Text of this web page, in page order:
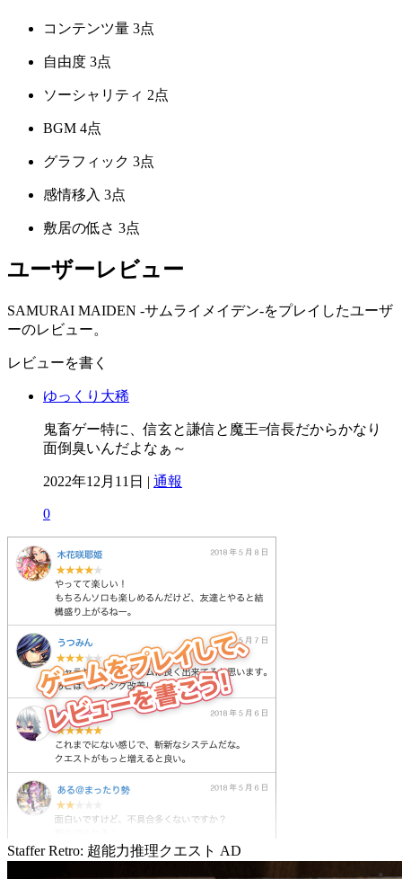
コンテンツ量 3点
自由度 3点
ソーシャリティ 2点
BGM 4点
グラフィック 3点
感情移入 3点
敷居の低さ 3点
ユーザーレビュー
SAMURAI MAIDEN -サムライメイデン-をプレイしたユーザ
ーのレビュー。
レビューを書く
ゆっくり大稀
鬼畜ゲー特に、信玄と謙信と魔王=信長だからかなり
面倒臭いんだよなぁ～
2022年12月11日 | 通報
0
Staffer Retro: 超能力推理クエスト AD